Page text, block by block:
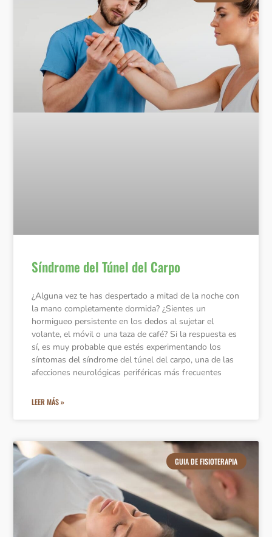
Síndrome del Túnel del Carpo
¿Alguna vez te has despertado a mitad de la noche con
la mano completamente dormida? ¿Sientes un
hormigueo persistente en los dedos al sujetar el
volante, el móvil o una taza de café? Si la respuesta es
sí, es muy probable que estés experimentando los
síntomas del síndrome del túnel del carpo, una de las
afecciones neurológicas periféricas más frecuentes
LEER MÁS »
GUIA DE FISIOTERAPIA